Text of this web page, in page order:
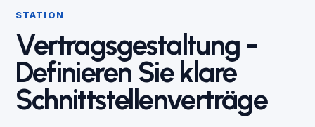
STATION
Vertragsgestaltung -
Definieren Sie klare
Schnittstellenverträge